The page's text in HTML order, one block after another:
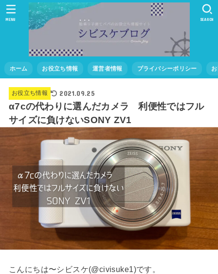
ホーム お役立ち情報 運営者情報 プライバシーポリシー
SEARCH
MENU
お役立ち情報 2021.09.25
α7cの代わりに選んだカメラ 利便性ではフル
サイズに負けないSONY ZV1
こんにちは〜シビスケ(@civisuke1)です。